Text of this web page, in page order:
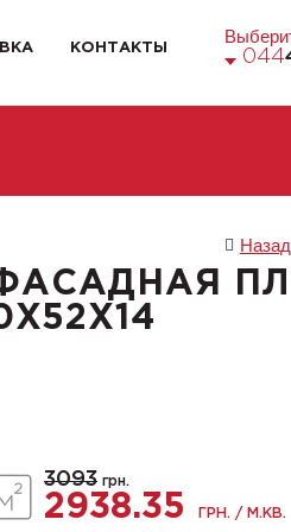
КОНТАКТЫ 044
Назад
3093 грн.
2938.35 ГРН. / М.КВ.